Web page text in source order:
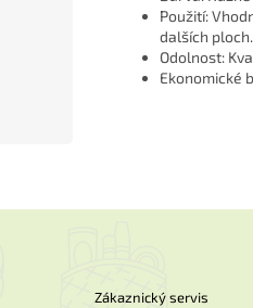
Použití:
dalších ploch.
Odolnost:
Ekonomické
Zákaznický servis